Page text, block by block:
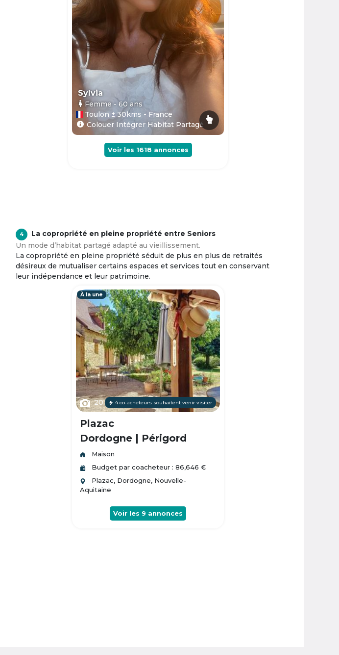
Sylvia
Femme - 60ans
Toulon ± 30kms - France
Colouer Intégrer Habitat Partagé
Voir les 1618 annonces
4
La copropriété en pleine propriété entre Seniors
Un mode d’habitat partagé adapté au vieillissement.
La copropriété en pleine propriété séduit de plus en plus de retraités
désireux de mutualiser certains espaces et services tout en conservant
leur indépendance et leur patrimoine.
À la une
20 4 co-acheteurs souhaitent venir visiter
Plazac
Dordogne | Périgord
Maison
Budget par coacheteur : 86,646 €
Plazac, Dordogne, Nouvelle-
Aquitaine
Voir les 9 annonces